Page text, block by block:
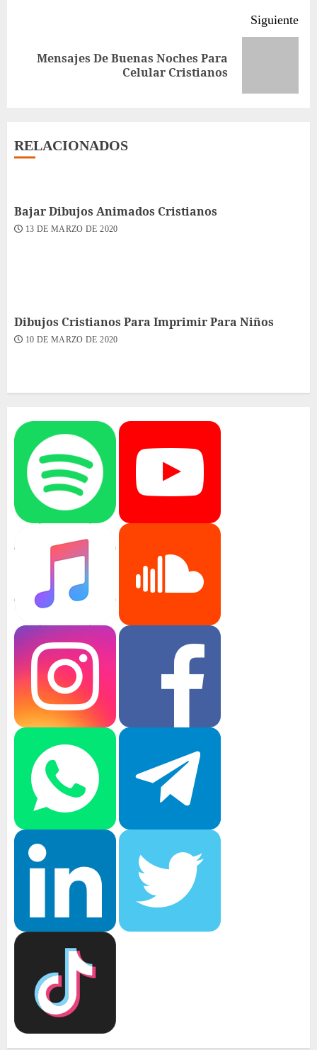
Siguiente
Siguiente
Mensajes De Buenas Noches Para
Celular Cristianos
RELACIONADOS
Bajar Dibujos Animados Cristianos
13 DE MARZO DE 2020
Dibujos Cristianos Para Imprimir Para Niños
10 DE MARZO DE 2020